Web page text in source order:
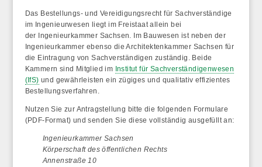
Das Bestellungs- und Vereidigungsrecht für Sachverständige
im Ingenieurwesen liegt im Freistaat allein bei
der Ingenieurkammer Sachsen. Im Bauwesen ist neben der
Ingenieurkammer ebenso die Architektenkammer Sachsen für
die Eintragung von Sachverständigen zuständig. Beide
Kammern sind Mitglied im Institut für Sachverständigenwesen
(IfS) und gewährleisten ein zügiges und qualitativ effizientes
Bestellungsverfahren.
Nutzen Sie zur Antragstellung bitte die folgenden Formulare
(PDF-Format) und senden Sie diese vollständig ausgefüllt an:
Ingenieurkammer Sachsen
Körperschaft des öffentlichen Rechts
Annenstraße 10